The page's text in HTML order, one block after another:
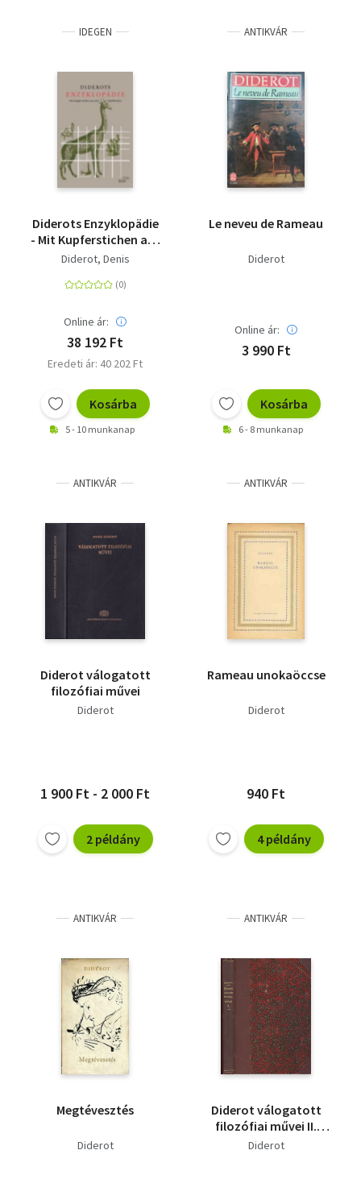
IDEGEN
Diderots Enzyklopädie
- Mit Kupferstichen aus
den Tafelbänden
Diderot, Denis
Online ár:
38 192 Ft
Eredeti ár: 40 202 Ft
Kosárba
5 - 10 munkanap
ANTIKVÁR
Le neveu de Rameau
Diderot
Online ár:
3 990 Ft
Kosárba
6 - 8 munkanap
ANTIKVÁR
Diderot válogatott
filozófiai művei
Diderot
1 900 Ft - 2 000 Ft
2 példány
ANTIKVÁR
Rameau unokaöccse
Diderot
940 Ft
4 példány
ANTIKVÁR
Megtévesztés
Diderot
ANTIKVÁR
Diderot válogatott
filozófiai művei II.
(Filozófiai Írók Tára
Diderot